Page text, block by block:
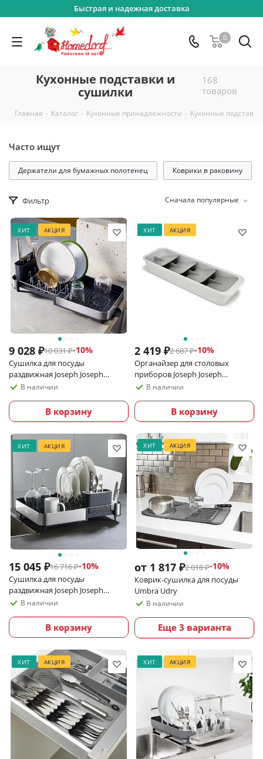
Быстрая и надежная доставка
0
Кухонные подставки и
сушилки
168
товаров
Главная - Каталог - Кухонные принадлежности - Кухонные
Фильтр Сначала популярные
Часто ищут
Держатели для бумажных полотенец Коврики в раковину
ХИТ АКЦИЯ
9 028 ₽10 031₽-10%
Сушилка для посуды
раздвижная Joseph Joseph
Extend Steel Slim
В наличии
В корзину
ХИТ АКЦИЯ
2 419 ₽2 687₽-10%
Органайзер для столовых
приборов Joseph Joseph
DrawerStore, светло-серый
В наличии
В корзину
ХИТ АКЦИЯ
15 045 ₽16 716₽-10%
Сушилка для посуды
раздвижная Joseph Joseph
Extend Steel
В наличии
В корзину
ХИТ АКЦИЯ
от 1 817 ₽2 018 ₽-10%
Коврик-сушилка для посуды
Umbra Udry
В наличии
Еще 3 варианта
ХИТ АКЦИЯ ХИТ АКЦИЯ